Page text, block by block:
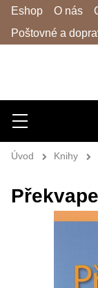
Hľadať
Menu
Eshop O nás
Poštovné a
Úvod Knihy